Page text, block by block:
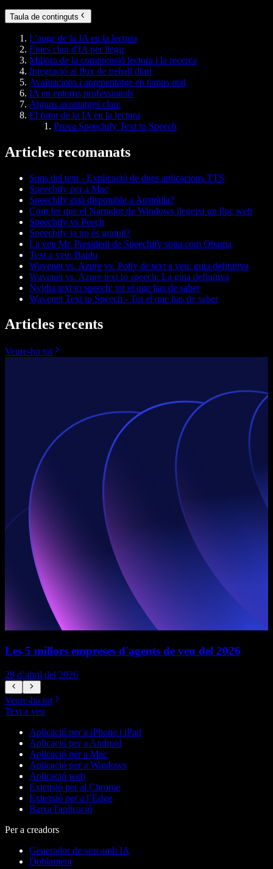
Taula de continguts
L'auge de la IA en la lectura
Eines clau d'IA per llegir
Millora de la comprensió lectora i la recerca
Integració al flux de treball diari
Avaluacions i aprenentatge en temps real
IA en entorns professionals
Alguns avantatges clau:
El futur de la IA en la lectura
Prova Speechify Text to Speech
Articles recomanats
Sons del text - Explicació de dues aplicacions TTS
Speechify per a Mac
Speechify està disponible a Austràlia?
Com fer que el Narrador de Windows llegeixi un lloc web
Speechify vs Peech
Speechify ja no és gratuït?
La veu Mr. President de Speechify sona com Obama
Text a veu: Baidu
Wavenet vs. Azure vs. Polly de text a veu: guia definitiva
Wavenet vs. Azure text to speech: La guia definitiva
Nvidia text to speech: tot el que has de saber
Wavenet Text to Speech - Tot el que has de saber
Articles recents
Veure-ho tot
Les 5 millors empreses d'agents de veu del 2026
28 d’abril del 2026
Veure-ho tot
Text a veu
Aplicació per a iPhone i iPad
Aplicació per a Android
Aplicació per a Mac
Aplicació per a Windows
Aplicació web
Extensió per al Chrome
Extensió per a l’Edge
Baixa l'aplicació
Per a creadors
Generador de veu amb IA
Doblament